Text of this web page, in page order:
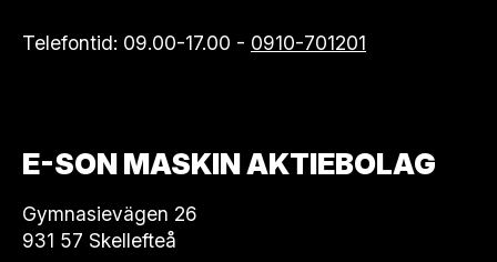
Telefontid: 09.00-17.00 - 0910-701201
E-SON MASKIN AKTIEBOLAG
Gymnasievägen 26
931 57 Skellefteå